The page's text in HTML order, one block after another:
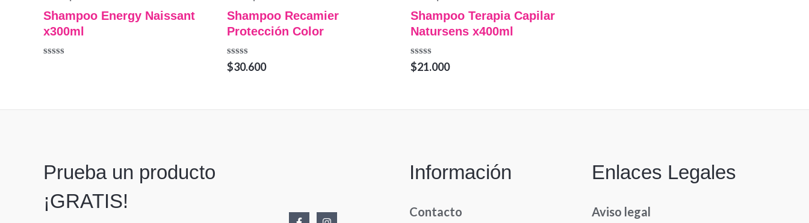
Shampoo Energy Naissant
x300ml
Shampoo Recamier
Protección Color
Valorado
en
$30.600
Shampoo Terapia Capilar
Natursens x400ml
Valorado
en
$21.000
Prueba un producto
¡GRATIS!
Información
Contacto
Enlaces Legales
Aviso legal